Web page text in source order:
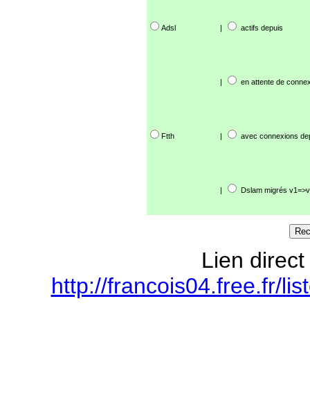
Adsl | actifs depuis
| en attente de
Ftth | avec connexions
| Dslam migrés
Lien
http://francois04.free.fr/